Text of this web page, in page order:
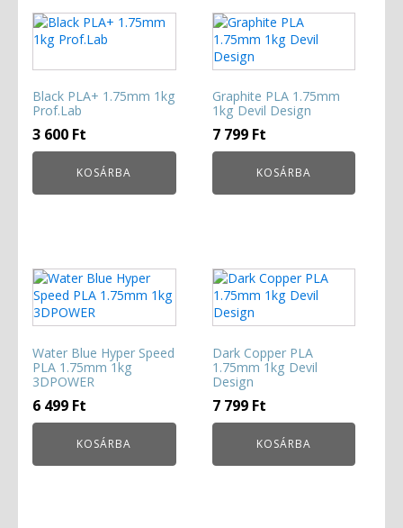
Black PLA+ 1.75mm 1kg
Prof.Lab
3 600 Ft
KOSÁRBA
Graphite PLA 1.75mm
1kg Devil Design
7 799 Ft
KOSÁRBA
Water Blue Hyper Speed
PLA 1.75mm 1kg
3DPOWER
6 499 Ft
KOSÁRBA
Dark Copper PLA
1.75mm 1kg Devil
Design
7 799 Ft
KOSÁRBA